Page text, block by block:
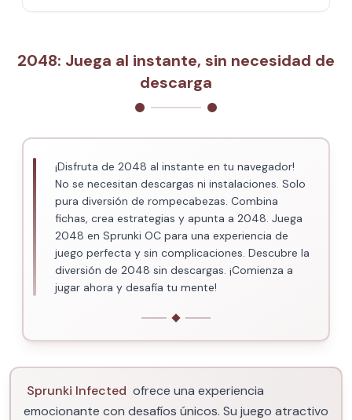
2048: Juega al instante, sin necesidad de
descarga
¡Disfruta de 2048 al instante en tu navegador!
No se necesitan descargas ni instalaciones. Solo
pura diversión de rompecabezas. Combina
fichas, crea estrategias y apunta a 2048. Juega
2048 en Sprunki OC para una experiencia de
juego perfecta y sin complicaciones. Descubre la
diversión de 2048 sin descargas. ¡Comienza a
jugar ahora y desafía tu mente!
Sprunki Infected ofrece una experiencia
emocionante con desafíos únicos. Su juego atractivo